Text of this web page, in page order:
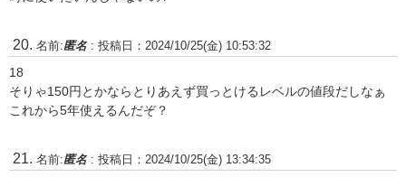
名前:匿名 : 投稿日：2024/10/25(金) 10:53:32
18
そりゃ150円とかならとりあえず買っとけるレベルの値段だしなぁ
これから5年使えるんだぞ？
名前:匿名 : 投稿日：2024/10/25(金) 13:34:35